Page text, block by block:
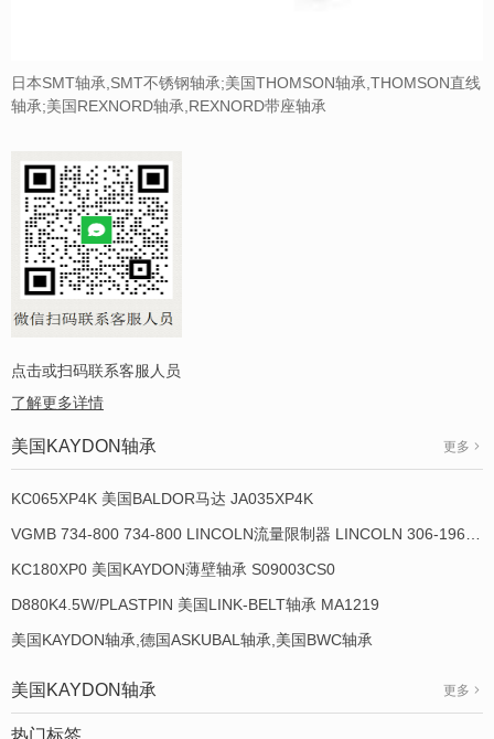
日本SMT轴承,SMT不锈钢轴承;美国THOMSON轴承,THOMSON直线
轴承;美国REXNORD轴承,REXNORD带座轴承
点击或扫码联系客服人员
了解更多详情
美国KAYDON轴承 更多
KC065XP4K 美国BALDOR马达 JA035XP4K
KC180XP0 美国KAYDON薄壁轴承 S09003CS0
D880K4.5W/PLASTPIN 美国LINK-BELT轴承 MA1219
美国KAYDON轴承,德国ASKUBAL轴承,美国BWC轴承
美国KAYDON轴承 更多
热门标签